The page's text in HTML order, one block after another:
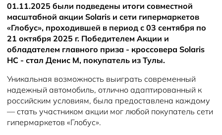
01.11.2025 были подведены итоги совместной
масштабной акции Solaris и сети гипермаркетов
«Глобус», проходившей в период с 03 сентября по
21 октября 2025 г. Победителем Акции и
обладателем главного приза - кроссовера Solaris
HC - стал Денис М, покупатель из Тулы.
Уникальная возможность выиграть современный
надежный автомобиль, отлично адаптированный к
российским условиям, была предоставлена каждому
— стать участником акции мог любой покупатель сети
гипермаркетов «Глобус».